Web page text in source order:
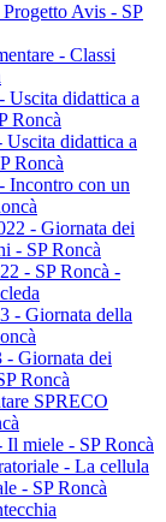
Avis - SP
- Classi
Uscita didattica a
Roncà
didattica a
Roncà
Incontro con un
- Giornata dei
- SP Roncà
- SP Roncà -
- Giornata della
- Giornata dei
Roncà
SPRECO
miele - SP Roncà
- La cellula
- SP Roncà